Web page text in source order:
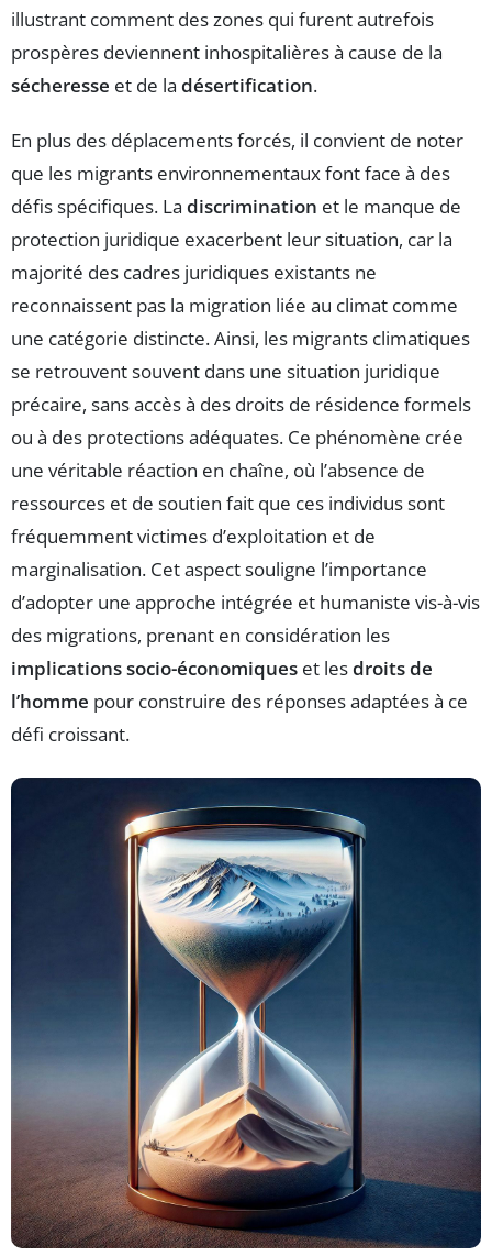
illustrant comment des zones qui furent autrefois
prospères deviennent inhospitalières à cause de la
sécheresse et de la désertification.
En plus des déplacements forcés, il convient de noter
que les migrants environnementaux font face à des
défis spécifiques. La discrimination et le manque de
protection juridique exacerbent leur situation, car la
majorité des cadres juridiques existants ne
reconnaissent pas la migration liée au climat comme
une catégorie distincte. Ainsi, les migrants climatiques
se retrouvent souvent dans une situation juridique
précaire, sans accès à des droits de résidence formels
ou à des protections adéquates. Ce phénomène crée
une véritable réaction en chaîne, où l’absence de
ressources et de soutien fait que ces individus sont
fréquemment victimes d’exploitation et de
marginalisation. Cet aspect souligne l’importance
d’adopter une approche intégrée et humaniste vis-à-vis
des migrations, prenant en considération les
implications socio-économiques et lesdroits de
l’homme pour construire des réponses adaptées à ce
défi croissant.